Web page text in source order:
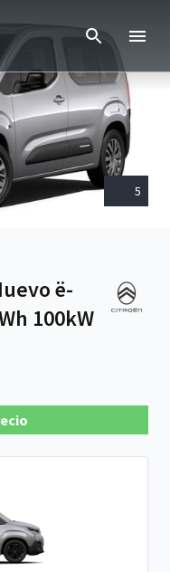
5
ë-
100kW